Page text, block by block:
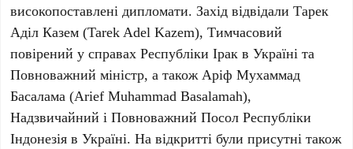
високопоставлені дипломати. Захід відвідалиТарек
Аділ Казем (Tarek Adel Kazem), Тимчасовий
повірений у справах Республіки Ірак в Україні та
Повноважний міністр, а такожАріф Мухаммад
Басалама (Arief Muhammad Basalamah),
Надзвичайний і Повноважний Посол Республіки
Індонезія в Україні. На відкритті були присутні також